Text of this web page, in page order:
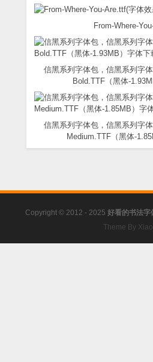
From-Where-
信黑系列字体包，信黑系列字
Bold.TTF（黑体-
信黑系列字体包，信黑系列字
Medium.TTF（黑体-
Copyright © 2012 - 2025 好看的书法字
Theme By